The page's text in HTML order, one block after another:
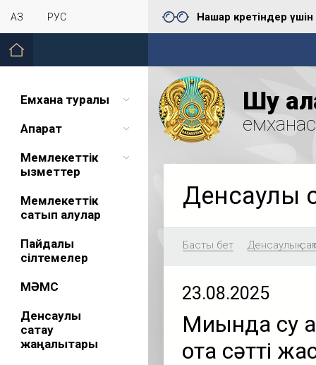
ҚАЗ РУС Нашар көретіндер үшін
Емхана туралы
Ақпарат
Мемлекеттік
қызметтер
Мемлекеттік
сатып алулар
Пайдалы
сілтемелер
МӘМС
Денсаулық
сақтау
жаңалықтары
Шу
Денсаулық
Басты бет Денсаулық
23.08.2025
Миында су
ота сәтті